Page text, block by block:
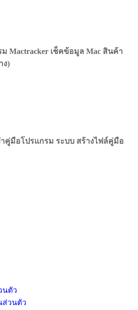
ม Mactracker เช็คข้อมูล Mac สินค้า
ง)
ำคู่มือโปรแกรม ระบบ สร้างไฟล์คู่มือ
นตัว
ส่วนตัว